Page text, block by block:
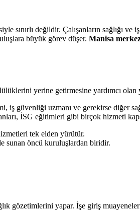
sınırlı değildir. Çalışanların sağlığı
büyük görev düşer. Manisa
yerine getirmesine yardımcı olan
iş güvenliği uzmanı ve gerekirse diğer
İSG eğitimleri gibi birçok hizmeti
tek elden yürütür.
sunan öncü kuruluşlardan biridir.
gözetimlerini yapar. İşe giriş